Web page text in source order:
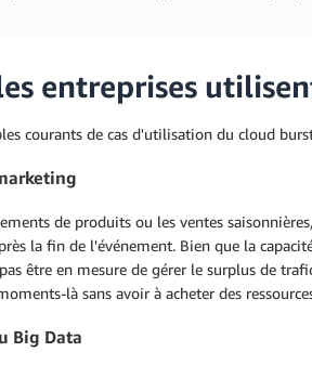
entreprises
courants de cas d'utilisation du cloud
de produits ou les ventes
la fin de l'événement. Bien que la
être en mesure de gérer le surplus de
là sans avoir à acheter des
Big Data